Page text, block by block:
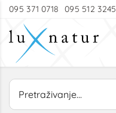
095 371 0718 095 512 3245